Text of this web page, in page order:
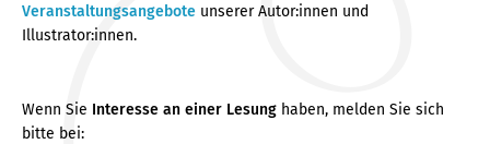
Veranstaltungsangebote unserer Autor:innen und
Illustrator:innen.
Wenn Sie Interesse an einer Lesung haben, melden Sie sich
bitte bei: